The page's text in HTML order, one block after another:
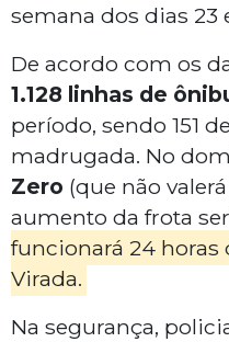
semana dos dias 23
De acordo com os
1.128 linhas de
período, sendo 151
madrugada. No
Zero (que não
aumento da frota
funcionará 24 horas
Virada.
Na segurança,